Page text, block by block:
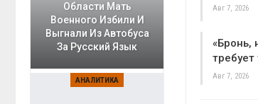
Авг 7, 2026
«Бронь,
требует
Авг 7, 2026
Области Мать
Военного Избили И
Выгнали Из Автобуса
За Русский Язык
АНАЛИТИКА